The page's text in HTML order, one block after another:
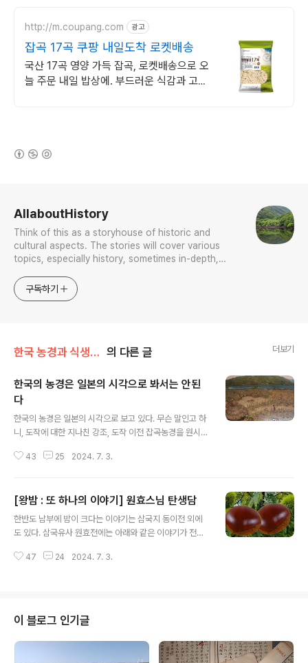
http://m.coupang.com 광고
잡곡 17곡 쿠팡 내일도착 로켓배송
국산 17곡 영양 가득 잡곡, 로켓배송으로 오
늘 주문 내일 밥상에. 부드러운 식감과 고소
AllaboutHistory
Think of this as a storyhouse of historic and
cultural aspects. The stories will cover various
topics, especially history, sometimes in-depth,
approach will be to resist any common sense or
generalized viewpoint
구독하기
한국 농경과 식생활의 역사 의 다른 글 더보기
한국의 농경은 일본의 시각으로 봐서는 안된
다
한국의 농경은 일본의 시각으로 보고 있다. 무슨 말인고 하
니, 도작에 대한 지나친 강조, 도작 이전 잡곡농경을 원시적
착했다고 생각하는 시각 등 이런 시각들은 모두 일본의 농
명이 존재했고, 도작에만 일방적 우위를 줄 수 없다. 도작
이전에도 잡곡농경이 상당히 고도의 형태로 발전하고 있었
을 가능성이 있으며, 농업사회가 야요이시대처럼 일거에
어 들어왔을 가능성이 높다고 본다. 무슨 말인고 하니, 도
43 25 2024. 7. 3.
[왕밤 : 또 하나의 이야기] 원효스님 탄생담
한반도 남부에 밤이 크다는 이야기는 삼국지 동이전 외에
도 있다. 삼국유사 원효전에는 아래와 같은 이야기가 전한
집은 본래 이 골짜기 서남쪽에 있었는데, 어머니가 아이를
사라수라고 하였다. 그 나무 열매도 보통 나무와는 달랐으
므로 지금도 사라밤[裟羅栗]이라고 한다.註 200 예부터
전하기를, [사라사의] 주지가 절의 종 한 사람에게 하루 저
녁의 끼니로 밤 두 개씩을 주었다. 종은 관가에 소송을 제기
47 24 2024. 7. 3.
이 블로그 인기글